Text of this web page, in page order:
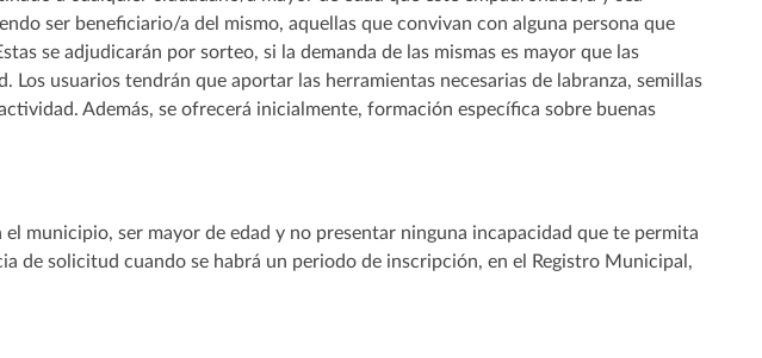
ser beneficiario/a del mismo, aquellas que convivan con alguna persona que
se adjudicarán por sorteo, si la demanda de las mismas es mayor que las
usuarios tendrán que aportar las herramientas necesarias de labranza, semillas
Además, se ofrecerá inicialmente, formación específica sobre buenas
municipio, ser mayor de edad y no presentar ninguna incapacidad que te permita
de solicitud cuando se habrá un periodo de inscripción, en el Registro Municipal,